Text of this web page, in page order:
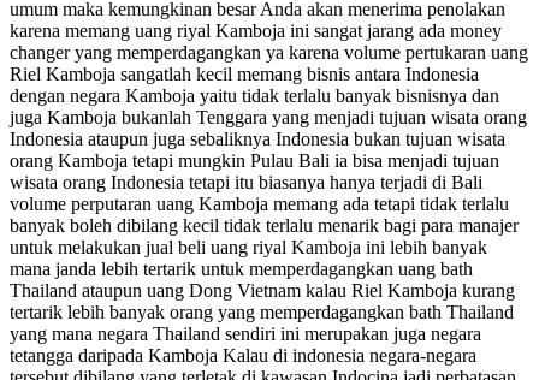
umum maka kemungkinan besar Anda akan menerima penolakan
karena memang uang riyal Kamboja ini sangat jarang ada money
changer yang memperdagangkan ya karena volume pertukaran uang
Riel Kamboja sangatlah kecil memang bisnis antara Indonesia
dengan negara Kamboja yaitu tidak terlalu banyak bisnisnya dan
juga Kamboja bukanlah Tenggara yang menjadi tujuan wisata orang
Indonesia ataupun juga sebaliknya Indonesia bukan tujuan wisata
orang Kamboja tetapi mungkin Pulau Bali ia bisa menjadi tujuan
wisata orang Indonesia tetapi itu biasanya hanya terjadi di Bali
volume perputaran uang Kamboja memang ada tetapi tidak terlalu
banyak boleh dibilang kecil tidak terlalu menarik bagi para manajer
untuk melakukan jual beli uang riyal Kamboja ini lebih banyak
mana janda lebih tertarik untuk memperdagangkan uang bath
Thailand ataupun uang Dong Vietnam kalau Riel Kamboja kurang
tertarik lebih banyak orang yang memperdagangkan bath Thailand
yang mana negara Thailand sendiri ini merupakan juga negara
tetangga daripada Kamboja Kalau di indonesia negara-negara